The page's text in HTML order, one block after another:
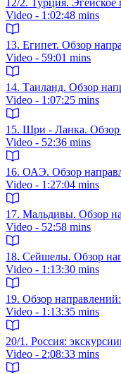
Video - 1:02:48 mins
13. Египет. Обзор
Video - 59:01 mins
14. Таиланд. Обзор
Video - 1:07:25 mins
15. Шри - Ланка. Обзор
Video - 52:36 mins
16. ОАЭ. Обзор
Video - 1:27:04 mins
17. Мальдивы. Обзор
Video - 52:58 mins
18. Сейшелы. Обзор
Video - 1:13:30 mins
19. Обзор
Video - 1:13:35 mins
20/1. Россия:
Video - 2:08:33 mins